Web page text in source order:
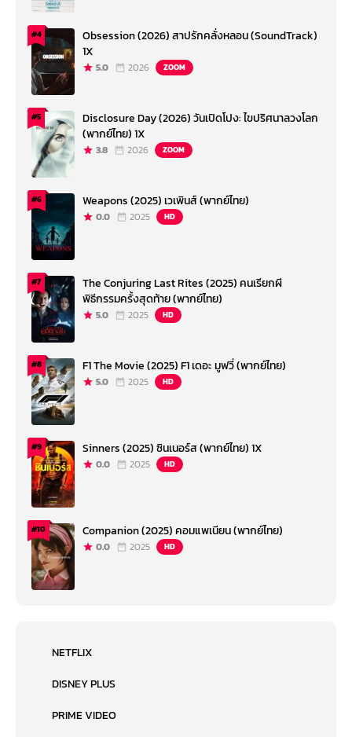
#4
Obsession (2026) สาปรักคลั่งหลอน (SoundTrack)
1X
5.0 2026 ZOOM
#5
Disclosure Day (2026) วันเปิดโปง: ไขปริศนาลวงโลก
(พากย์ไทย) 1X
3.8 2026 ZOOM
#6 Weapons (2025) เวเพินส์ (พากย์ไทย)
0.0 2025 HD
#7
The Conjuring Last Rites (2025) คนเรียกผี
พิธีกรรมครั้งสุดท้าย (พากย์ไทย)
5.0 2025 HD
#8 F1 The Movie (2025) F1 เดอะ มูฟวี่ (พากย์ไทย)
5.0 2025 HD
#9 Sinners (2025) ซินเนอร์ส (พากย์ไทย) 1X
0.0 2025 HD
#10 Companion (2025) คอมแพเนียน (พากย์ไทย)
0.0 2025 HD
NETFLIX
DISNEY PLUS
PRIME VIDEO